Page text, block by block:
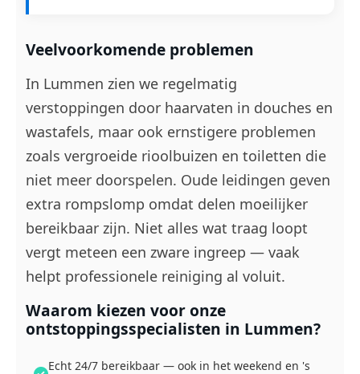
Veelvoorkomende problemen
In Lummen zien we regelmatig
verstoppingen door haarvaten in douches en
wastafels, maar ook ernstigere problemen
zoals vergroeide rioolbuizen en toiletten die
niet meer doorspelen. Oude leidingen geven
extra rompslomp omdat delen moeilijker
bereikbaar zijn. Niet alles wat traag loopt
vergt meteen een zware ingreep — vaak
helpt professionele reiniging al voluit.
Waarom kiezen voor onze
ontstoppingsspecialisten in Lummen?
Echt 24/7 bereikbaar — ook in het weekend en 's